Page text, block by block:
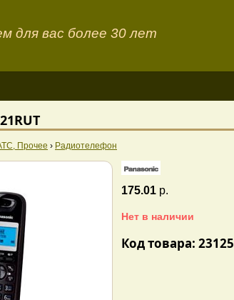
для вас более 30 лет
Прочее › Радиотелефон
175.01 р.
Нет в наличии
Код товара: 23125